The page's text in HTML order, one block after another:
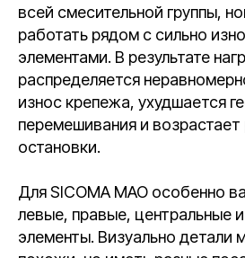
всей смесительной группы,
работать рядом с сильно
элементами. В результате
распределяется
износ крепежа, ухудшается
перемешивания и
остановки.
Для SICOMA MAO особенно
левые, правые, центральные
элементы. Визуально детали